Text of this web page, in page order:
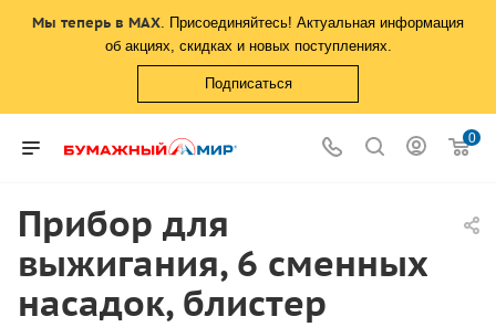
Мы теперь в MAX. Присоединяйтесь! Актуальная информация
об акциях, скидках и новых поступлениях.
Подписаться
0
Прибор для
выжигания, 6 сменных
насадок, блистер